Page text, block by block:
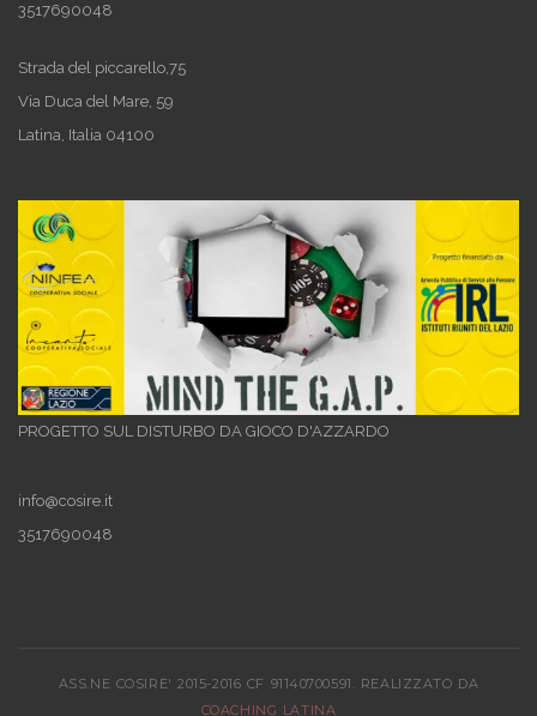
3517690048
Strada del piccarello,75
Via Duca del Mare, 59
Latina, Italia 04100
PROGETTO SUL DISTURBO DA GIOCO D'AZZARDO
info@cosire.it
3517690048
ASS.NE COSIRE' 2015-2016 CF 91140700591. REALIZZATO DA
COACHING LATINA